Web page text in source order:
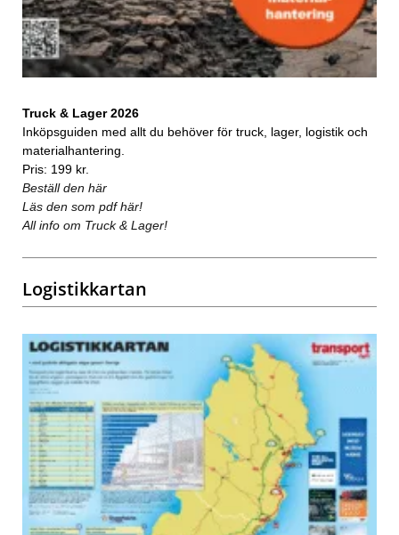
Truck & Lager 2026
Inköpsguiden med allt du behöver för truck, lager, logistik och
materialhantering.
Pris: 199 kr.
Beställ den här
Läs den som pdf här!
All info om Truck & Lager!
Logistikkartan